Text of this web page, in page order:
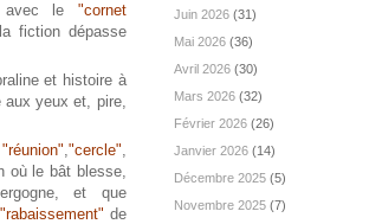
avec le "cornet
la fiction dépasse
et histoire à
aux yeux et, pire,
"réunion","cercle",
où le bât blesse,
et que
"rabaissement" de
Juin 2026 (31)
Mai 2026 (36)
Avril 2026 (30)
Mars 2026 (32)
Février 2026 (26)
Janvier 2026 (14)
Décembre 2025 (5)
Novembre 2025 (7)